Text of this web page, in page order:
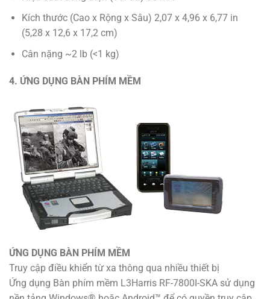
Kích thước (Cao x Rộng x Sâu) 2,07 x 4,96 x 6,77 in
(5,28 x 12,6 x 17,2 cm)
Cân nặng ~2 lb (<1 kg)
4. ỨNG DỤNG BÀN PHÍM MỀM
ỨNG DỤNG BÀN PHÍM MỀM
Truy cập điều khiển từ xa thông qua nhiều thiết bị
Ứng dụng Bàn phím mềm L3Harris RF-7800I-SKA sử dụng